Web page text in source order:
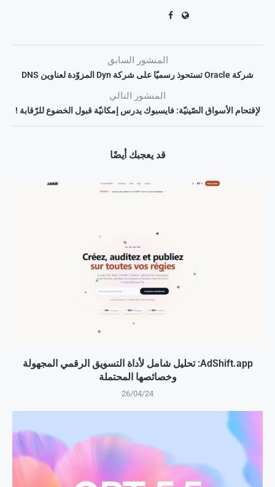
المنشور السابق
شركة Oracle تستحوذ رسميّا على شركة Dyn المزوّدة لعناوين DNS
المنشور التالي
لإقتحام الأسواق الصّينيّة: فايسبوك يدرس إمكانيّة قبول الخضوع للرّقابة !
قد يعجبك أيضًا
AdShift.app: تحليل شامل لأداة التسويق الرقمي المجهولة
وخصائصها المحتملة
26/04/24